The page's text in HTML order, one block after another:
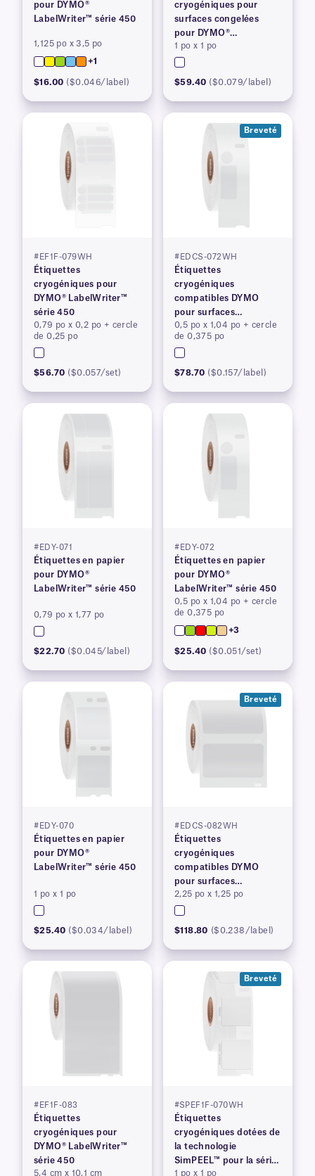
pour DYMO®
LabelWriter™ série 450
1,125 po x 3,5 po
+1
$16.00 ($0.046/label)
cryogéniques pour
surfaces congelées
pour DYMO®
LabelWriter™ série 450,
brevetées
1 po x 1 po
$59.40 ($0.079/label)
#EF1F-079WH
Étiquettes
cryogéniques pour
DYMO® LabelWriter™
série 450
0,79 po x 0,2 po + cercle
de 0,25 po
$56.70 ($0.057/set)
Breveté
#EDCS-072WH
Étiquettes
cryogéniques
compatibles DYMO
pour surfaces
congelées, brevetées
0,5 po x 1,04 po + cercle
de 0,375 po
$78.70 ($0.157/label)
#EDY-071
Étiquettes en papier
pour DYMO®
LabelWriter™ série 450
0,79 po x 1,77 po
$22.70 ($0.045/label)
#EDY-072
Étiquettes en papier
pour DYMO®
LabelWriter™ série 450
0,5 po x 1,04 po + cercle
de 0,375 po
+3
$25.40 ($0.051/set)
#EDY-070
Étiquettes en papier
pour DYMO®
LabelWriter™ série 450
1 po x 1 po
$25.40 ($0.034/label)
Breveté
#EDCS-082WH
Étiquettes
cryogéniques
compatibles DYMO
pour surfaces
congelées, brevetées
2,25 po x 1,25 po
$118.80 ($0.238/label)
#EF1F-083
Étiquettes
cryogéniques pour
DYMO® LabelWriter™
série 450
5,4 cm x 10,1 cm
Breveté
#SPEF1F-070WH
Étiquettes
cryogéniques dotées de
la technologie
SimPEEL™ pour la série
1 po x 1 po